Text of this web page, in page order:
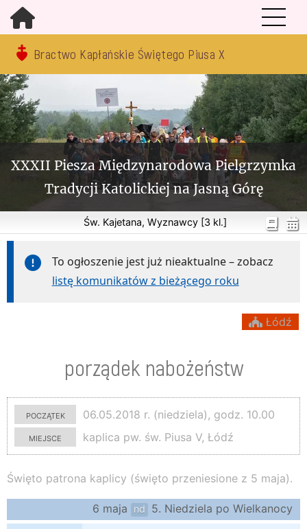
Bractwo Kapłańskie Świętego Piusa X
XXXII Piesza Międzynarodowa Pielgrzymka
Tradycji Katolickiej na Jasną Górę
Św. Kajetana, Wyznawcy [3 kl.]
To ogłoszenie jest już nieaktualne – zobacz
listę komunikatów z bieżącego roku
Łódź
porządek nabożeństw
początek
06.05.2018 r. (niedziela), godz. 10.00
miejsce
kaplica pw. św. Piusa V, Łódź
Święto patrona kaplicy (święto przeniesione z 5 maja).
6 maja nd 5. Niedziela po Wielkanocy